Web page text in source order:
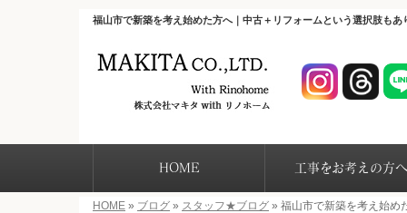
福山市で新築を考え始めた方へ｜中古＋リフォームという選択肢もあ
HOME 工事をお考えの方へ
HOME » ブログ » スタッフ★ブログ » 福山市で新築を考え始め